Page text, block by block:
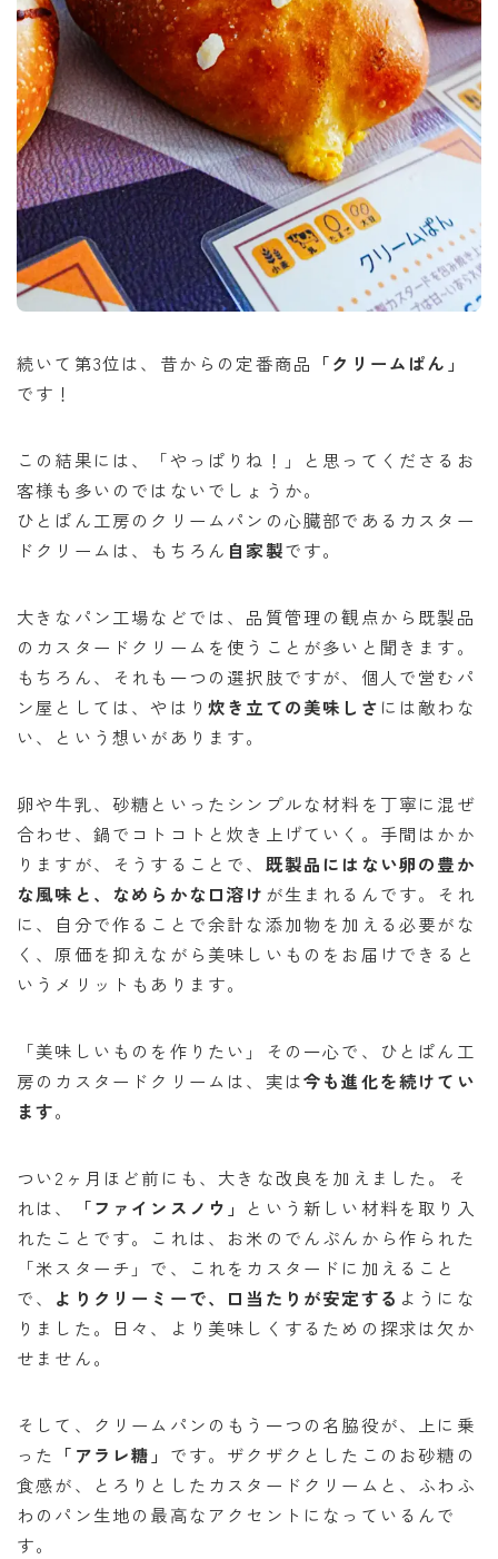
続いて第3位は、昔からの定番商品 「クリームぱん」
です！
この結果には、「やっぱりね！」と思ってくださるお
客様も多いのではないでしょうか。
ひとぱん工房のクリームパンの心臓部であるカスター
ドクリームは、もちろん 自家製です。
大きなパン工場などでは、品質管理の観点から既製品
のカスタードクリームを使うことが多いと聞きます。
もちろん、それも一つの選択肢ですが、個人で営むパ
ン屋としては、やはり 炊き立ての美味しさ には敵わな
い、という想いがあります。
卵や牛乳、砂糖といったシンプルな材料を丁寧に混ぜ
合わせ、鍋でコトコトと炊き上げていく。手間はかか
りますが、そうすることで、 既製品にはない卵の豊か
な風味と、なめらかな口溶け が生まれるんです。それ
に、自分で作ることで余計な添加物を加える必要がな
く、原価を抑えながら美味しいものをお届けできると
いうメリットもあります。
「美味しいものを作りたい」その一心で、ひとぱん工
房のカスタードクリームは、実は今も進化を続けてい
ます。
つい2ヶ月ほど前にも、大きな改良を加えました。そ
れは、
「ファインスノウ」
という新しい材料を取り入
れたことです。これは、お米のでんぷんから作られた
「米スターチ」で、これをカスタードに加えること
で、 よりクリーミーで、口当たりが安定する ようにな
りました。日々、より美味しくするための探求は欠か
せません。
そして、クリームパンのもう一つの名脇役が、上に乗
った
「アラレ糖」 です。ザクザクとしたこのお砂糖の
食感が、とろりとしたカスタードクリームと、ふわふ
わのパン生地の最高なアクセントになっているんで
す。